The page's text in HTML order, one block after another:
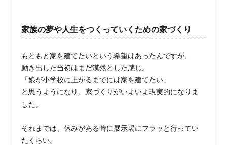
家族の夢や人生をつくっていくための家づくり
もともと家を建てたいという希望はあったんですが、
動き出した当初はまだ漠然とした感じ。
「娘が小学校に上がるまでには家を建てたい」
と思うようになり、家づくりがいよいよ現実的になりま
した。
それまでは、休みがある時に展示場にフラッと行ってい
たくらい。